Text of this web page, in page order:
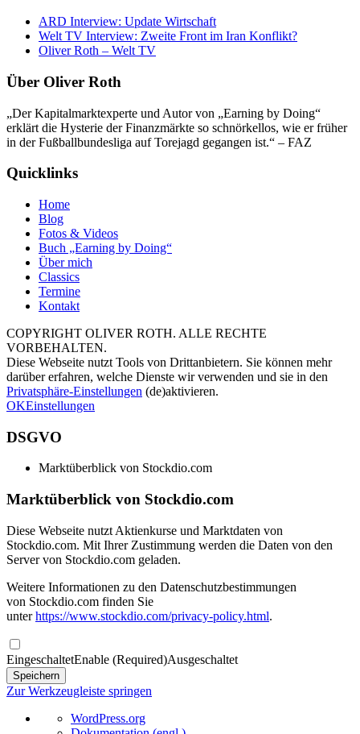
ARD Interview: Update Wirtschaft
Welt TV Interview: Zweite Front im Iran Konflikt?
Oliver Roth – Welt TV
Über Oliver Roth
„Der Kapitalmarktexperte und Autor von „Earning by Doing“
erklärt die Hysterie der Finanzmärkte so schnörkellos, wie er früher
in der Fußballbundesliga auf Torejagd gegangen ist.“ – FAZ
Quicklinks
Home
Blog
Fotos & Videos
Buch „Earning by Doing“
Über mich
Classics
Termine
Kontakt
COPYRIGHT OLIVER ROTH. ALLE RECHTE
VORBEHALTEN.
Diese Webseite nutzt Tools von Drittanbietern. Sie können mehr
darüber erfahren, welche Dienste wir verwenden und sie in den
Privatsphäre-Einstellungen (de)aktivieren.
OKEinstellungen
DSGVO
Marktüberblick von Stockdio.com
Marktüberblick von Stockdio.com
Diese Webseite nutzt Aktienkurse und Marktdaten von
Stockdio.com. Mit Ihrer Zustimmung werden die Daten von den
Server von Stockdio.com geladen.
Weitere Informationen zu den Datenschutzbestimmungen
von Stockdio.com finden Sie
unterhttps://www.stockdio.com/privacy-policy.html.
EingeschaltetEnable (Required)Ausgeschaltet
Zur Werkzeugleiste springen
Über WordPress.org